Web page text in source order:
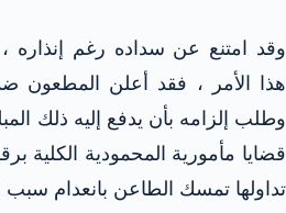
وقد امتنع عن سداده رغم إنذاره
هذا الأمر ، فقد أعلن المطعون
وطلب إلزامه بأن يدفع إليه ذلك
تداولها تمسك الطاعن بانعدام سبب